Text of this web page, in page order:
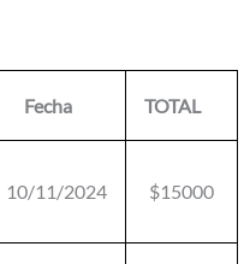
Fecha TOTAL
10/11/2024 $15000